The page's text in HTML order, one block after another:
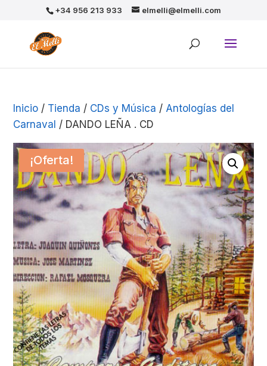
+34 956 213 933 elmelli@elmelli.com
Inicio / Tienda / CDs y Música / Antologías del
Carnaval / DANDO LEÑA . CD
¡Oferta!